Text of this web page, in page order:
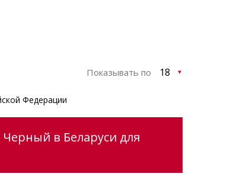
Показывать по
Федерации
в Беларуси для